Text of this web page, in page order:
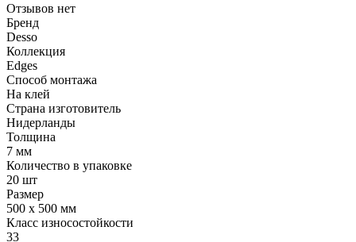
Отзывов нет
Бренд
Desso
Коллекция
Edges
Способ монтажа
На клей
Страна изготовитель
Нидерланды
Толщина
7 мм
Количество в упаковке
20 шт
Размер
500 x 500 мм
Класс износостойкости
33